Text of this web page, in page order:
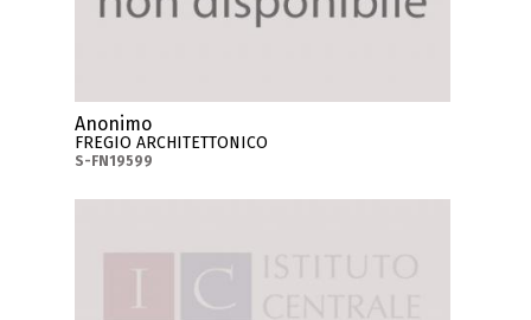
Anonimo
FREGIO ARCHITETTONICO
S-FN19599